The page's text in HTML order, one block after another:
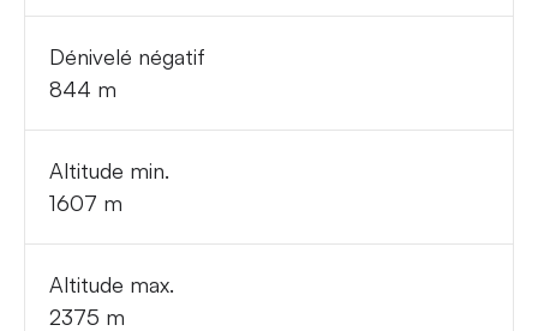
Dénivelé négatif
844 m
Altitude min.
1607 m
Altitude max.
2375 m